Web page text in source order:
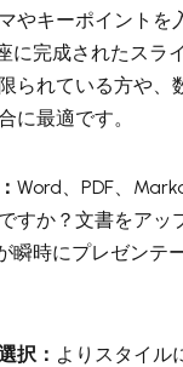
やキーポイントを
に完成されたスラ
られている方や、
に最適です。
Word、PDF、
すか？文書をアッ
瞬時にプレゼンテ
択： よりスタイル